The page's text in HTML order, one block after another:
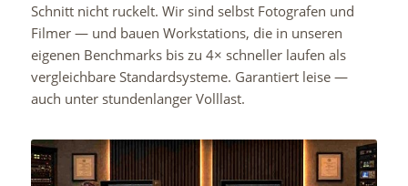
Schnitt nicht ruckelt. Wir sind selbst Fotografen und
Filmer — und bauen Workstations, die in unseren
eigenen Benchmarks bis zu 4× schneller laufen als
vergleichbare Standardsysteme. Garantiert leise —
auch unter stundenlanger Volllast.